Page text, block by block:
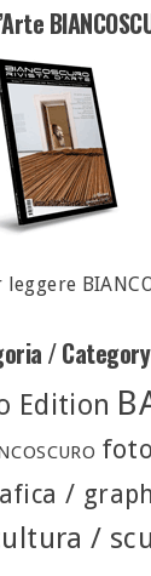
/ Category
Edition
/
/